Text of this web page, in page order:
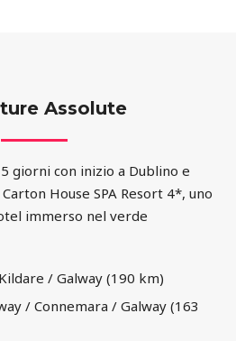
Assolute
giorni con inizio a Dublino e
House SPA Resort 4*, uno
immerso nel verde
/ Galway (190 km)
/ Connemara / Galway (163